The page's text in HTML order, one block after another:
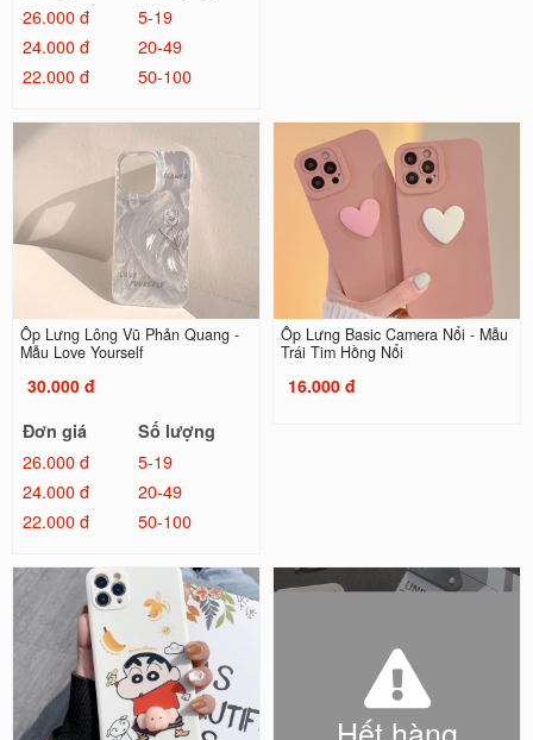
26.000 đ
5-19
24.000 đ
20-49
22.000 đ
50-100
Ốp Lưng Lông Vũ Phản Quang -
Mẫu Love Yourself
30.000 đ
Đơn giá
Số lượng
26.000 đ
5-19
24.000 đ
20-49
22.000 đ
50-100
Ốp Lưng Basic Camera Nổi - Mẫu
Trái Tim Hồng Nổi
16.000 đ
Hết hàng